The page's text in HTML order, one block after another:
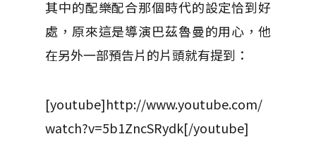
其中的配樂配合那個時代的設定恰到好
處，原來這是導演巴茲魯曼的用心，他
在另外一部預告片的片頭就有提到：
[youtube]http://www.youtube.com/
watch?v=5b1ZncSRydk[/youtube]